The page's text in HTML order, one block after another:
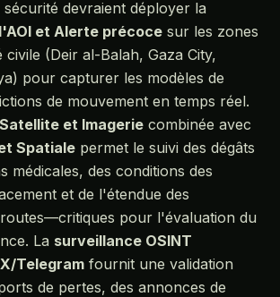
sécurité devraient déployer la
et Alerte précoce sur les zones
civile (Deir al-Balah, Gaza City,
pour capturer les modèles de
de mouvement en temps réel.
et Imagerie combinée avec
Spatiale permet le suivi des dégâts
médicales, des conditions des
et de l'étendue des
pour l'évaluation du
La surveillance OSINT
Telegram fournit une validation
de pertes, des annonces de